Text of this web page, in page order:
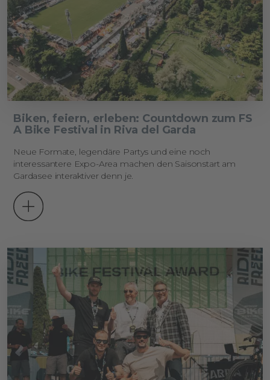
Biken, feiern, erleben: Countdown zum FS
A Bike Festival in Riva del Garda
Neue Formate, legendäre Partys und eine noch
interessantere Expo-Area machen den Saisonstart am
Gardasee interaktiver denn je.